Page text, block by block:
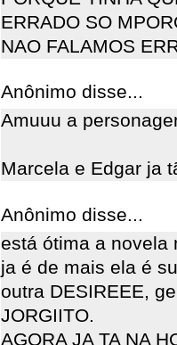
ERRADO SO
NAO FALAMOS
Anônimo disse...
Amuuu a
Marcela e Edgar ja
Anônimo disse...
está ótima a novela
ja é de mais ela é
outra DESIREEE,
JORGIITO.
AGORA JA TA NA